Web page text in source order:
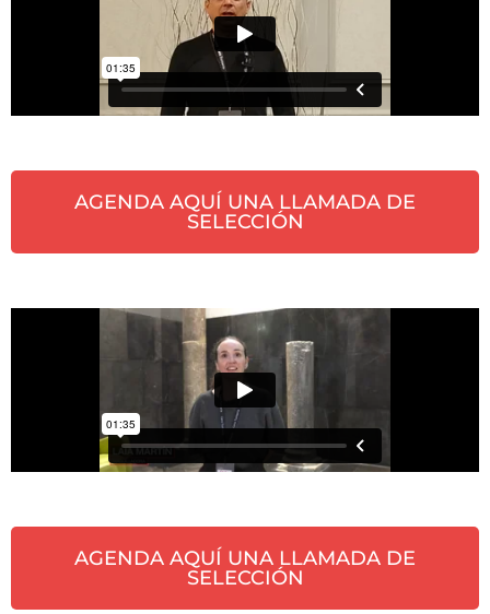
AGENDA AQUÍ UNA LLAMADA DE
SELECCIÓN
AGENDA AQUÍ UNA LLAMADA DE
SELECCIÓN